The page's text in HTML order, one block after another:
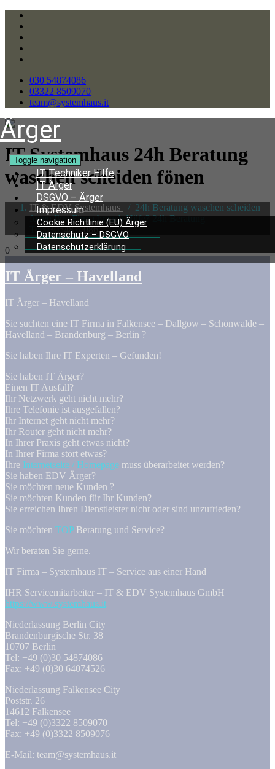
030 54874086
03322 8509070
team@systemhaus.it
Ärger
Toggle navigation
IT Techniker Hilfe
IT Ärger
DSGVO – Ärger
Impressum
Cookie Richtlinie (EU) Ärger
Datenschutz – DSGVO
Datenschutzerklärung
IT Systemhaus 24h Beratung
waschen scheiden fönen
IT & EDV Systemhaus / 24h Beratung waschen scheiden
fönen Ihre Firma brauch Hilfe? 24h Beratung
Tel:03054874086
0
IT Ärger – Havelland
IT Ärger – Havelland
Sie suchten eine IT Firma in Falkensee – Dallgow – Schönwalde –
Havelland – Brandenburg – Berlin ?
Sie haben Ihre IT Experten – Gefunden!
Sie haben IT Ärger?
Einen IT Ausfall?
Ihr Netzwerk geht nicht mehr?
Ihre Telefonie ist ausgefallen?
Ihr Internet geht nicht mehr?
Ihr Router geht nicht mehr?
In Ihrer Praxis geht etwas nicht?
In Ihrer Firma stört etwas?
Ihre Internetseite / Homepage muss überarbeitet werden?
Sie haben EDV Ärger?
Sie möchten neue Kunden ?
Sie möchten Kunden für Ihr Kunden?
Sie erreichen Ihren Dienstleister nicht oder sind unzufrieden?
Sie möchten TOP Beratung und Service?
Wir beraten Sie gerne.
IT Firma – Systemhaus IT – Service aus einer Hand
IHR Servicemitarbeiter – IT & EDV Systemhaus GmbH
https://www.systemhaus.it
Niederlassung Berlin City
Brandenburgische Str. 38
10707 Berlin
Tel: +49 (0)30 54874086
Fax: +49 (0)30 64074526
Niederlassung Falkensee City
Poststr. 26
14612 Falkensee
Tel: +49 (0)3322 8509070
Fax: +49 (0)3322 8509076
E-Mail: team@systemhaus.it